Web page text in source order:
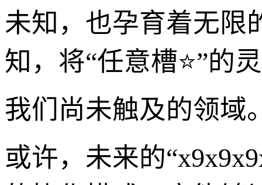
未知，也孕育着无限
知，将“任意槽⭐”的
我们尚未触及的领域
或许，未来的